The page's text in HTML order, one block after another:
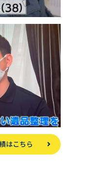
はこちら